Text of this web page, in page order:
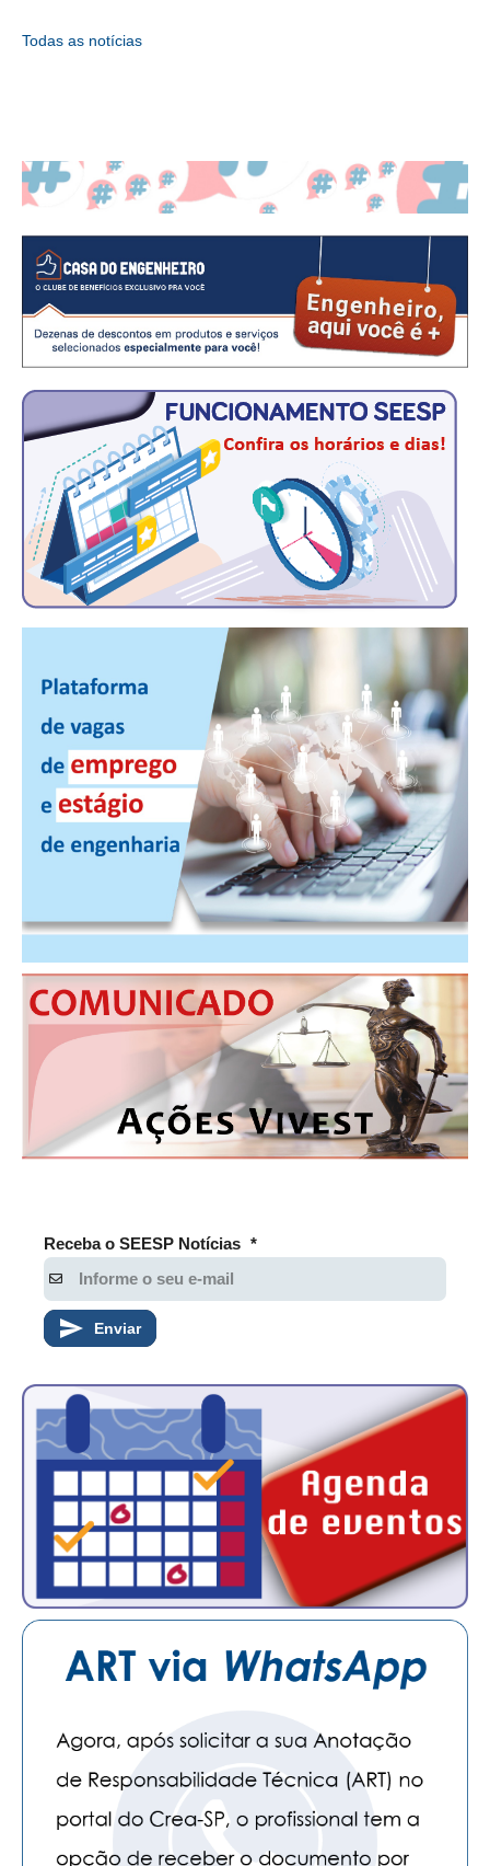
ENGENHEIRO EMPREENDEDOR
BENEFÍCIOS
APOSENTADORIA
CONVÊNIOS
PLANO DE SAÚDE
SEESPPREV
CONSÓRCIOS
CAMPANHAS SALARIAIS
COMUNICAÇÃO
PALAVRA DO MURILO
NOTÍCIAS
SEESP NOTÍCIAS
NOTÍCIAS NO WHATSAPP
FOTOS
PUBLICIDADE
MANUAL DE REDAÇÃO
RELEASES
CONTATO
CADASTRO
ASSOCIE-SE
NÚCLEO JOVEM
Todas as notícias
Receba o SEESP Notícias *
Enviar